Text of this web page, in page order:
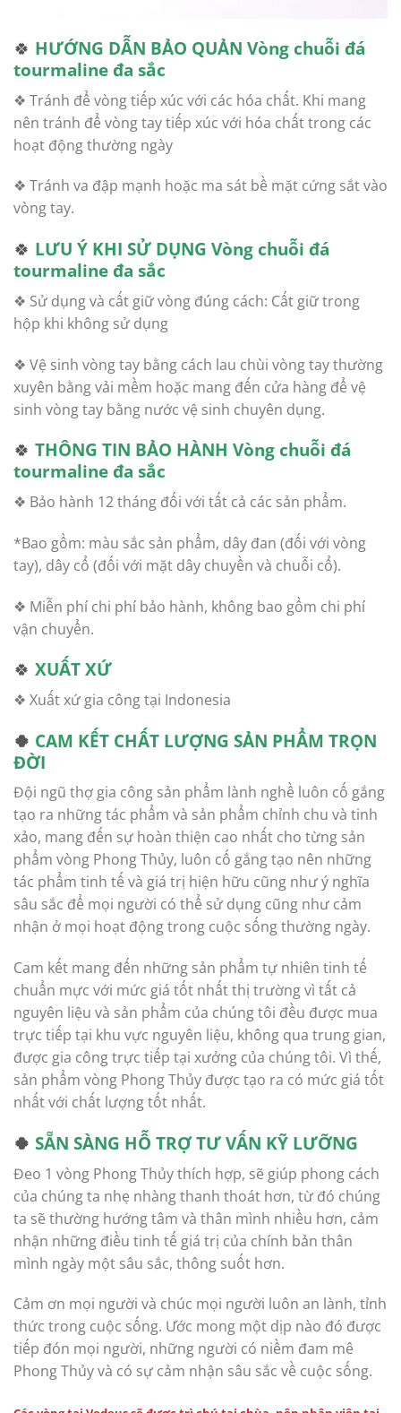
🍀 HƯỚNG DẪN BẢO QUẢN Vòng chuỗi đá
tourmaline đa sắc
❖ Tránh để vòng tiếp xúc với các hóa chất. Khi mang
nên tránh để vòng tay tiếp xúc với hóa chất trong các
hoạt động thường ngày
❖ Tránh va đập mạnh hoặc ma sát bề mặt cứng sắt vào
vòng tay.
🍀 LƯU Ý KHI SỬ DỤNG Vòng chuỗi đá
tourmaline đa sắc
❖ Sử dụng và cất giữ vòng đúng cách: Cất giữ trong
hộp khi không sử dụng
❖ Vệ sinh vòng tay bằng cách lau chùi vòng tay thường
xuyên bằng vải mềm hoặc mang đến cửa hàng để vệ
sinh vòng tay bằng nước vệ sinh chuyên dụng.
🍀 THÔNG TIN BẢO HÀNH Vòng chuỗi đá
tourmaline đa sắc
❖ Bảo hành 12 tháng đối với tất cả các sản phẩm.
*Bao gồm: màu sắc sản phẩm, dây đan (đối với vòng
tay), dây cổ (đối với mặt dây chuyền và chuỗi cổ).
❖ Miễn phí chi phí bảo hành, không bao gồm chi phí
vận chuyển.
🍀 XUẤT XỨ
❖ Xuất xứ gia công tại Indonesia
🍀 CAM KẾT CHẤT LƯỢNG SẢN PHẨM TRỌN
ĐỜI
Đội ngũ thợ gia công sản phẩm lành nghề luôn cố gắng
tạo ra những tác phẩm và sản phẩm chỉnh chu và tinh
xảo, mang đến sự hoàn thiện cao nhất cho từng sản
phẩm vòng Phong Thủy, luôn cố gắng tạo nên những
tác phẩm tinh tế và giá trị hiện hữu cũng như ý nghĩa
sâu sắc để mọi người có thể sử dụng cũng như cảm
nhận ở mọi hoạt động trong cuộc sống thường ngày.
Cam kết mang đến những sản phẩm tự nhiên tinh tế
chuẩn mực với mức giá tốt nhất thị trường vì tất cả
nguyên liệu và sản phẩm của chúng tôi đều được mua
trực tiếp tại khu vực nguyên liệu, không qua trung gian,
được gia công trực tiếp tại xưởng của chúng tôi. Vì thế,
sản phẩm vòng Phong Thủy được tạo ra có mức giá tốt
nhất với chất lượng tốt nhất.
🍀 SẴN SÀNG HỖ TRỢ TƯ VẤN KỸ LƯỠNG
Đeo 1 vòng Phong Thủy thích hợp, sẽ giúp phong cách
của chúng ta nhẹ nhàng thanh thoát hơn, từ đó chúng
ta sẽ thường hướng tâm và thân mình nhiều hơn, cảm
nhận những điều tinh tế giá trị của chính bản thân
mình ngày một sâu sắc, thông suốt hơn.
Cảm ơn mọi người và chúc mọi người luôn an lành, tỉnh
thức trong cuộc sống. Ước mong một dịp nào đó được
tiếp đón mọi người, những người có niềm đam mê
Phong Thủy và có sự cảm nhận sâu sắc về cuộc sống.